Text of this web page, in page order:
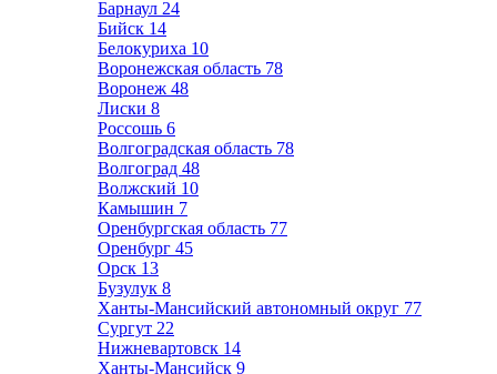
Барнаул 24
Бийск 14
Белокуриха 10
Воронежская область 78
Воронеж 48
Лиски 8
Россошь 6
Волгоградская область 78
Волгоград 48
Волжский 10
Камышин 7
Оренбургская область 77
Оренбург 45
Орск 13
Бузулук 8
Ханты-Мансийский автономный округ 77
Сургут 22
Нижневартовск 14
Ханты-Мансийск 9